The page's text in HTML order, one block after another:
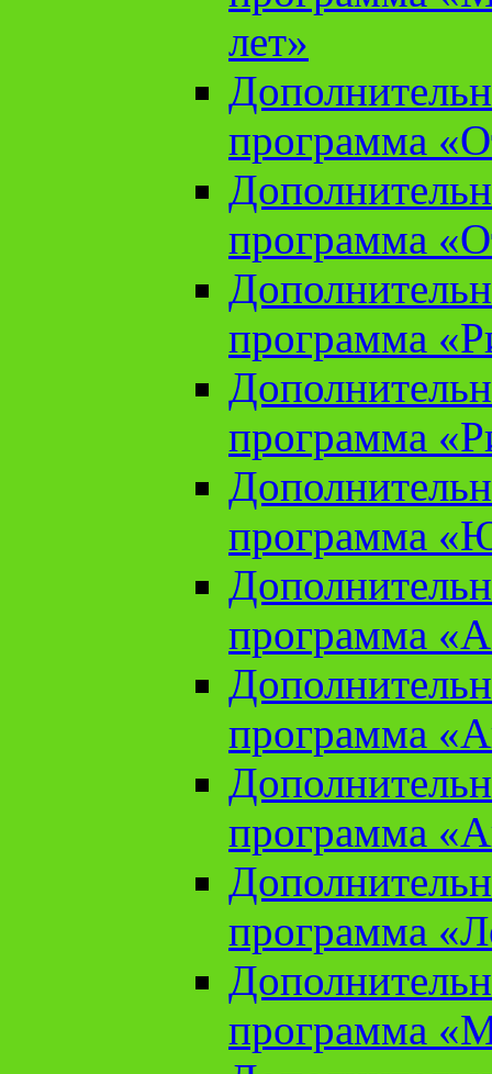
лет»
программа
программа
программа
программа
программа
программа
программа
программа
программа
программа